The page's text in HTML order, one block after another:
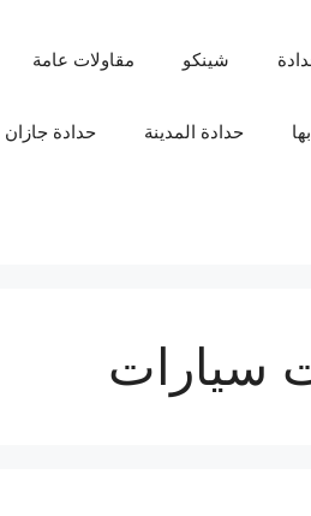
شينكو مقاولات عامة
حدادة المدينة حدادة جازان
سيارات